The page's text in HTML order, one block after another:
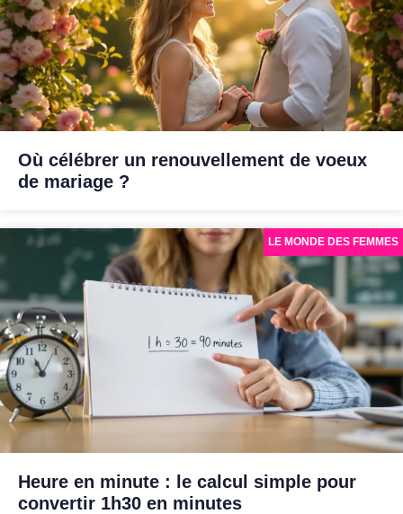
Où célébrer un renouvellement de voeux
de mariage ?
Heure en minute : le calcul simple pour
convertir 1h30 en minutes
LE MONDE DES FEMMES